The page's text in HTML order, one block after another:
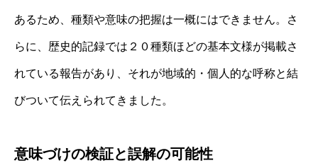
あるため、種類や意味の把握は一概にはできません。さ
らに、歴史的記録では２０種類ほどの基本文様が掲載さ
れている報告があり、それが地域的・個人的な呼称と結
びついて伝えられてきました。
意味づけの検証と誤解の可能性